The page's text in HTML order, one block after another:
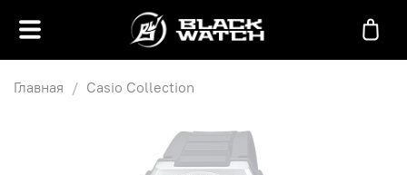
Главная Casio Collection